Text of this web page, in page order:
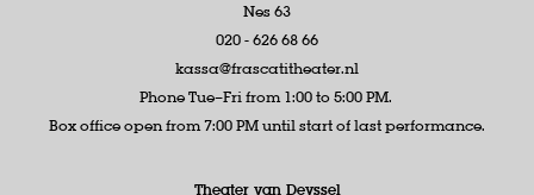
Nes 63
020 - 626 68 66
kassa@frascatitheater.nl
Phone Tue–Fri from 1:00 to 5:00 PM.
Box office open from 7:00 PM until start of last performance.
Theater van Deyssel